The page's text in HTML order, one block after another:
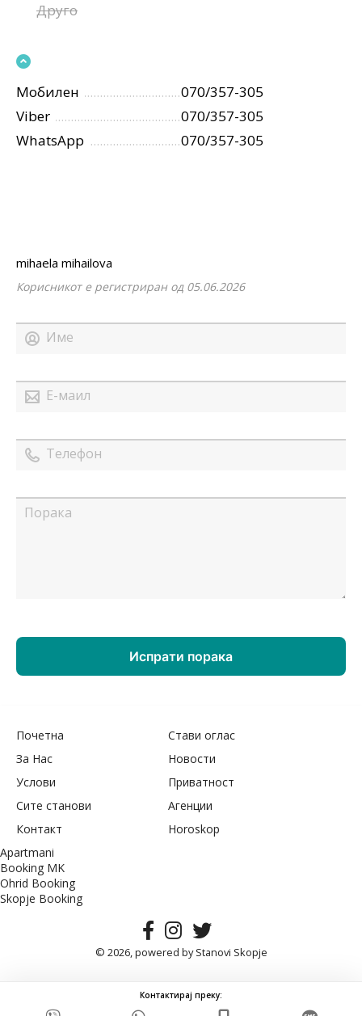
Друго
Мобилен
070/357-305
Viber
070/357-305
WhatsApp
070/357-305
mihaela mihailova
Корисникот е регистриран од 05.06.2026
Контактирај преку:
Почетна
Стави оглас
За Нас
Новости
Услови
Приватност
Сите станови
Агенции
Контакт
Horoskop
Apartmani
Booking MK
Ohrid Booking
Skopje Booking
© 2026, powered byStanovi Skopje